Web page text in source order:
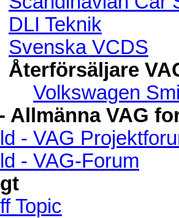
DLI Teknik
Svenska VCDS
Återförsäljare
Volkswagen
Allmänna VAG
- VAG
- VAG-Forum
Topic